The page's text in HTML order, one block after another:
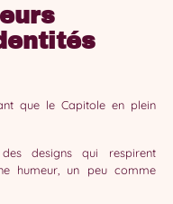
que le Capitole en plein
designs qui respirent
humeur, un peu comme